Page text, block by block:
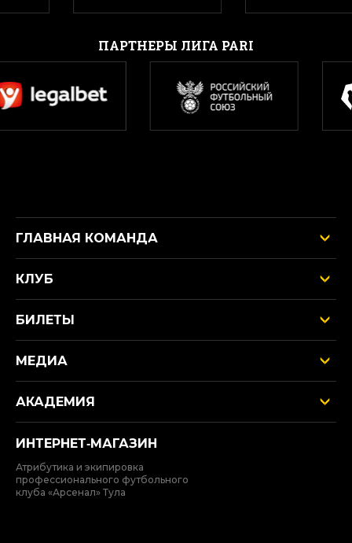
ПАРТНЕРЫ ЛИГА PARI
ГЛАВНАЯ КОМАНДА
КЛУБ
БИЛЕТЫ
МЕДИА
АКАДЕМИЯ
ИНТЕРНЕТ‑МАГАЗИН
Атрибутика и экипировка
профессионального футбольного
клуба «Арсенал» Тула